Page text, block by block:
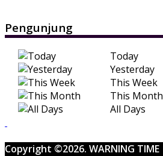
Pengunjung
Today
Yesterday
This Week
This Month
All Days
Copyright ©2026. WARNING TIME